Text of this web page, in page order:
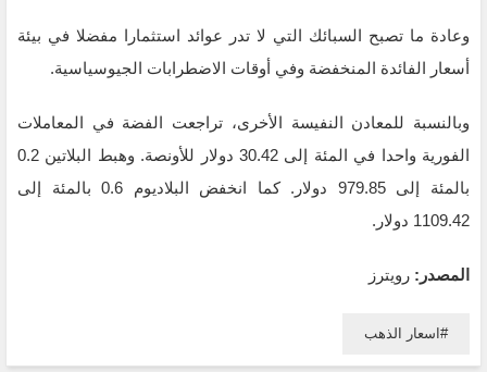
وعادة ما تصبح السبائك التي لا تدر عوائد استثمارا مفضلا في بيئة
أسعار الفائدة المنخفضة وفي أوقات الاضطرابات الجيوسياسية.
وبالنسبة للمعادن النفيسة الأخرى، تراجعت الفضة في المعاملات
الفورية واحدا في المئة إلى 30.42 دولار للأونصة. وهبط البلاتين 0.2
بالمئة إلى 979.85 دولار. كما انخفض البلاديوم 0.6 بالمئة إلى
1109.42 دولار.
المصدر: رويترز
اسعار الذهب